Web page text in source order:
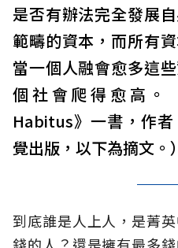
是否有辦法完全發展
範疇的資本，而所有
當一個人融會愈多這
個社會爬得愈高。
Habitus》一書，作
覺出版，以下為摘文。）
到底誰是人上人，是菁